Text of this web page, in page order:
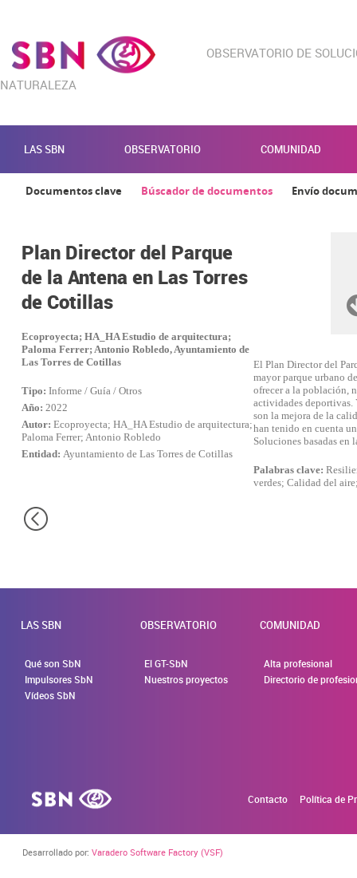
OBSERVATORIO DE
NATURALEZA
LAS SBN OBSERVATORIO COMUNIDAD
Documentos clave Búscador de documentos Envío
Plan Director del Parque
de la Antena en Las Torres
de Cotillas
Ecoproyecta; HA_HA Estudio de arquitectura;
Paloma Ferrer; Antonio Robledo, Ayuntamiento de
Las Torres de Cotillas
Tipo: Informe / Guía / Otros
Año: 2022
Autor: Ecoproyecta; HA_HA Estudio de arquitectura;
Paloma Ferrer; Antonio Robledo
Entidad: Ayuntamiento de Las Torres de Cotillas
El Plan Director del
mayor parque urbano
ofrecer a la población,
actividades deportivas.
son la mejora de la
han tenido en cuenta
Soluciones basadas en
Palabras clave:
verdes; Calidad del
LAS SBN
Qué son SbN
Impulsores SbN
Vídeos SbN
OBSERVATORIO
El GT-SbN
Nuestros proyectos
COMUNIDAD
Alta profesional
Directorio de
Contacto Política de
Desarrollado por: Varadero Software Factory (VSF)